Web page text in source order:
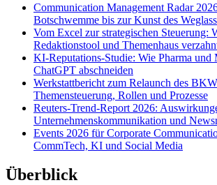
Communication Management Radar
Botschwemme bis zur Kunst des
Vom Excel zur strategischen Steuerung:
Redaktionstool und Themenhaus
KI-Reputations-Studie: Wie Pharma und
ChatGPT abschneiden
Werkstattbericht zum Relaunch des
Themensteuerung, Rollen und Prozesse
Reuters-Trend-Report 2026:
Unternehmenskommunikation und
Events 2026 für Corporate
CommTech, KI und Social Media
Überblick